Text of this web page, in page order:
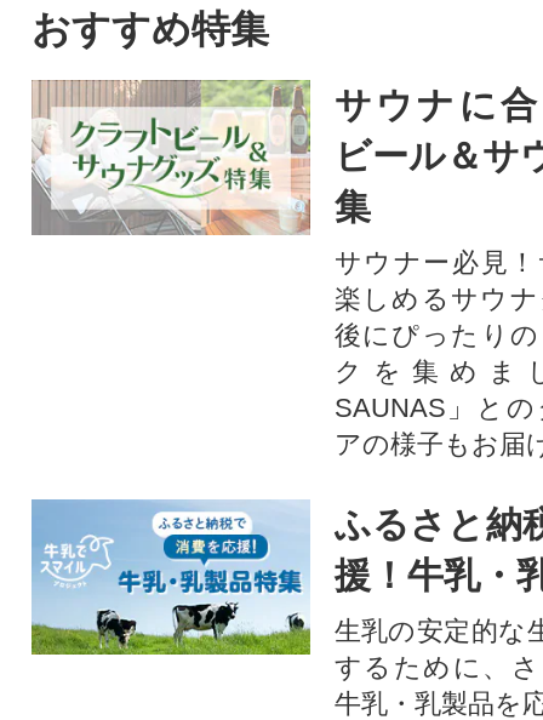
おすすめ特集
サウナに
ビール＆サ
集
サウナー必見
楽しめるサウ
後にぴったり
クを集めま
SAUNAS」と
アの様子もお届
ふるさと納
援！牛乳・
生乳の安定的な
するために、
牛乳・乳製品を